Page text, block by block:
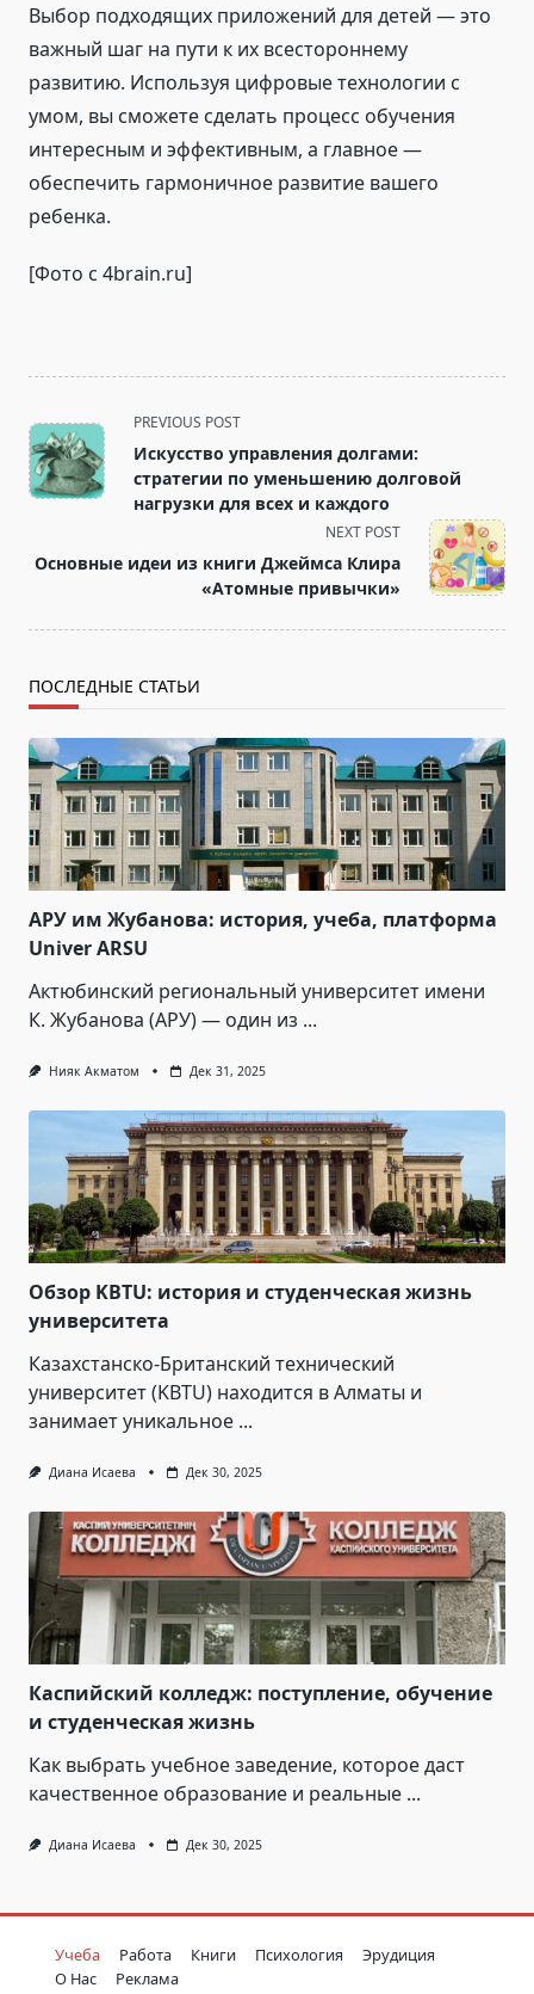
Выбор подходящих приложений для детей — это
важный шаг на пути к их всестороннему
развитию. Используя цифровые технологии с
умом, вы сможете сделать процесс обучения
интересным и эффективным, а главное —
обеспечить гармоничное развитие вашего
ребенка.
[Фото с 4brain.ru]
<span
class="nav-
subtitle
screen-
text">Page</span>
PREVIOUS POST
Искусство управления долгами:
стратегии по уменьшению долговой
нагрузки для всех и каждого
NEXT POST
Основные идеи из книги Джеймса Клира
«Атомные привычки»
ПОСЛЕДНЫЕ СТАТЬИ
АРУ им Жубанова: история, учеба, платформа
Univer ARSU
Актюбинский региональный университет имени
К. Жубанова (АРУ) — один из ...
Нияк Акматом Дек 31, 2025
Обзор KBTU: история и студенческая жизнь
университета
Казахстанско-Британский технический
университет (KBTU) находится в Алматы и
занимает уникальное ...
Диана Исаева Дек 30, 2025
Каспийский колледж: поступление, обучение
и студенческая жизнь
Как выбрать учебное заведение, которое даст
качественное образование и реальные ...
Диана Исаева Дек 30, 2025
Учеба Работа Книги Психология
Эрудиция
О Нас
Реклама